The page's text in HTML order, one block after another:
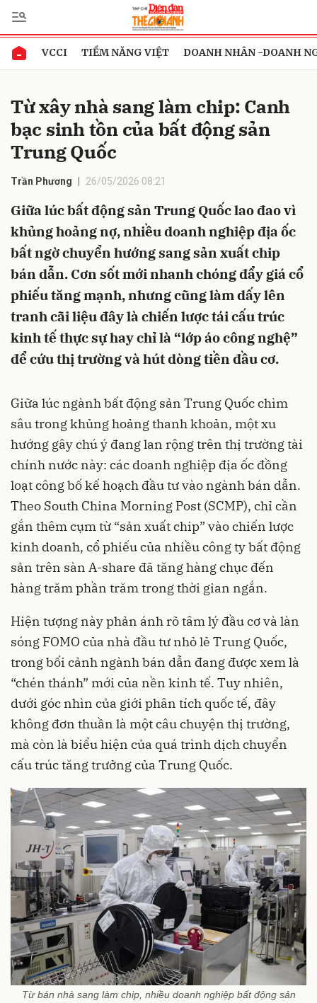
VCCI TIỀM NĂNG VIỆT DOANH NHÂN -DOANH
Từ xây nhà sang làm chip: Canh
bạc sinh tồn của bất động sản
Trung Quốc
Trần Phương 26/05/2026 08:21
Giữa lúc bất động sản Trung Quốc lao đao vì
khủng hoảng nợ, nhiều doanh nghiệp địa ốc
bất ngờ chuyển hướng sang sản xuất chip
bán dẫn. Cơn sốt mới nhanh chóng đẩy giá cổ
phiếu tăng mạnh, nhưng cũng làm dấy lên
tranh cãi liệu đây là chiến lược tái cấu trúc
kinh tế thực sự hay chỉ là “lớp áo công nghệ”
để cứu thị trường và hút dòng tiền đầu cơ.
Giữa lúc ngành bất động sản Trung Quốc chìm
sâu trong khủng hoảng thanh khoản, một xu
hướng gây chú ý đang lan rộng trên thị trường tài
chính nước này: các doanh nghiệp địa ốc đồng
loạt công bố kế hoạch đầu tư vào ngành bán dẫn.
Theo South China Morning Post (SCMP), chỉ cần
gắn thêm cụm từ “sản xuất chip” vào chiến lược
kinh doanh, cổ phiếu của nhiều công ty bất động
sản trên sàn A-share đã tăng hàng chục đến
hàng trăm phần trăm trong thời gian ngắn.
Hiện tượng này phản ánh rõ tâm lý đầu cơ và làn
sóng FOMO của nhà đầu tư nhỏ lẻ Trung Quốc,
trong bối cảnh ngành bán dẫn đang được xem là
“chén thánh” mới của nền kinh tế. Tuy nhiên,
dưới góc nhìn của giới phân tích quốc tế, đây
không đơn thuần là một câu chuyện thị trường,
mà còn là biểu hiện của quá trình dịch chuyển
cấu trúc tăng trưởng của Trung Quốc.
Từ bán nhà sang làm chip, nhiều doanh nghiệp bất động sản
Gửi bình luận
Hủy Gửi